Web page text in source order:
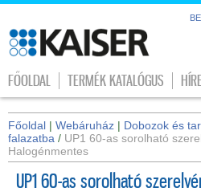
FŐOLDAL TERMÉK KATALÓGUS
Főoldal | Webáruház | Dobozok és
falazatba / UP1 60-as sorolható
Halogénmentes
UP1 60-as sorolható